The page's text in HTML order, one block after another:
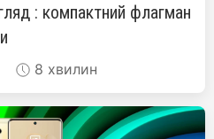
: компактний флагман
8 хвилин